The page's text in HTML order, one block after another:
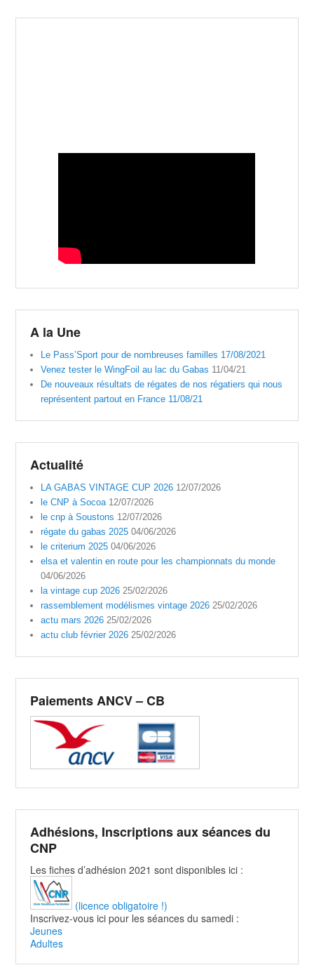
A la Une
Le Pass’Sport pour de nombreuses familles 17/08/2021
Venez tester le WingFoil au lac du Gabas 11/04/21
De nouveaux résultats de régates de nos régatiers qui nous
représentent partout en France 11/08/21
Actualité
LA GABAS VINTAGE CUP 2026 12/07/2026
le CNP à Socoa 12/07/2026
le cnp à Soustons 12/07/2026
régate du gabas 2025 04/06/2026
le criterium 2025 04/06/2026
elsa et valentin en route pour les championnats du monde
04/06/2026
la vintage cup 2026 25/02/2026
rassemblement modélismes vintage 2026 25/02/2026
actu mars 2026 25/02/2026
actu club février 2026 25/02/2026
Paiements ANCV – CB
Adhésions, Inscriptions aux séances du
CNP
Les fiches d’adhésion 2021 sont disponibles ici :
(licence obligatoire !)
Inscrivez-vous ici pour les séances du samedi :
Jeunes
Adultes